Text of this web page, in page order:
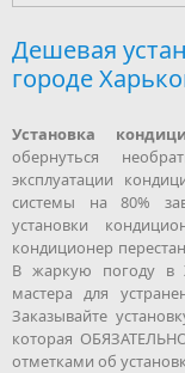
Дешевая
городе
Установка
обернуться
эксплуатации
системы на 80%
установки
кондиционер
В жаркую погоду в
мастера для
Заказывайте
которая
отметками об